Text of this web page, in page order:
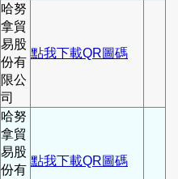
哈努
拿貿
易股
份有
限公
司
點我下載QR圖碼
哈努
拿貿
易股
份有
點我下載QR圖碼